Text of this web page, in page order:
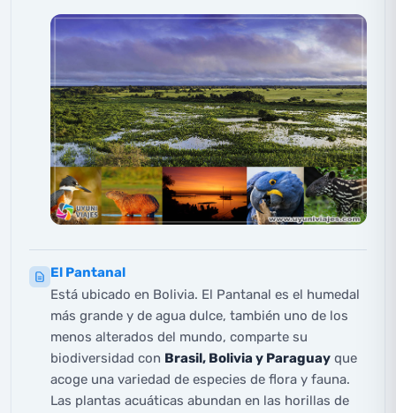
El Pantanal
Está ubicado en Bolivia. El Pantanal es el humedal
más grande y de agua dulce, también uno de los
menos alterados del mundo, comparte su
biodiversidad con Brasil, Bolivia y Paraguay que
acoge una variedad de especies de flora y fauna.
Las plantas acuáticas abundan en las horillas de